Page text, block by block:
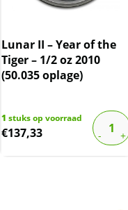
Lunar II – Year of the
Tiger – 1/2 oz 2010
(50.035 oplage)
1 stuks op voorraad
€137,33